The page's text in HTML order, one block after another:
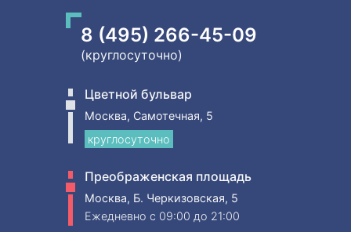
8 (495) 266-45-09
(круглосуточно)
Цветной бульвар
Москва, Самотечная, 5
круглосуточно
Преображенская площадь
Москва, Б. Черкизовская, 5
Ежедневно c 09:00 до 21:00